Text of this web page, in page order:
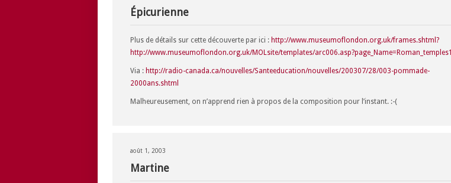
Épicurienne
Plus de détails sur cette découverte par ici : http://www.museumoflondon.org.uk/frames.shtml?
http://www.museumoflondon.org.uk/MOLsite/templates/arc006.asp?page_Name=Roman_temples1
Via : http://radio-canada.ca/nouvelles/Santeeducation/nouvelles/200307/28/003-pommade-
2000ans.shtml
Malheureusement, on n’apprend rien à propos de la composition pour l’instant. :-(
août 1, 2003
Martine